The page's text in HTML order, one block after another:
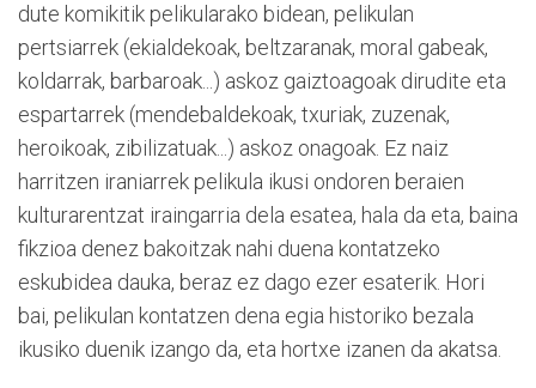
dute komikitik pelikularako bidean, pelikulan
pertsiarrek (ekialdekoak, beltzaranak, moral gabeak,
koldarrak, barbaroak...) askoz gaiztoagoak dirudite eta
espartarrek (mendebaldekoak, txuriak, zuzenak,
heroikoak, zibilizatuak...) askoz onagoak. Ez naiz
harritzen iraniarrek pelikula ikusi ondoren beraien
kulturarentzat iraingarria dela esatea, hala da eta, baina
fikzioa denez bakoitzak nahi duena kontatzeko
eskubidea dauka, beraz ez dago ezer esaterik. Hori
bai, pelikulan kontatzen dena egia historiko bezala
ikusiko duenik izango da, eta hortxe izanen da akatsa.